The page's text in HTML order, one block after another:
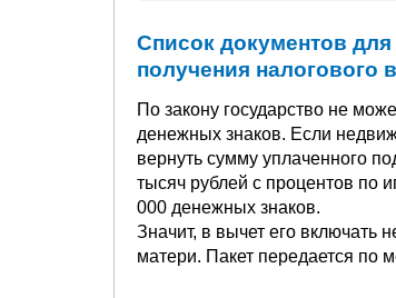
Список документов
получения налогового
По закону государство не
денежных знаков. Если
вернуть сумму уплаченного
тысяч рублей с процентов по
000 денежных знаков.
Значит, в вычет его включать
матери. Пакет передается по